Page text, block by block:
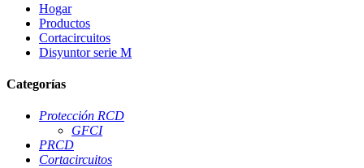
Hogar
Productos
Cortacircuitos
Disyuntor serie M
Categorías
Protección RCD
GFCI
PRCD
Cortacircuitos